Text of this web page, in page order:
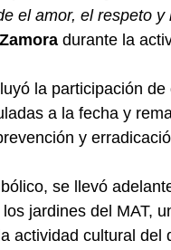
el amor, el respeto
durante la
la participación
a la fecha y
y
se llevó
jardines del MAT,
actividad cultural